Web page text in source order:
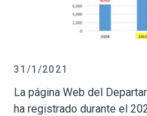
31/1/2021
La página Web del
ha registrado durante el